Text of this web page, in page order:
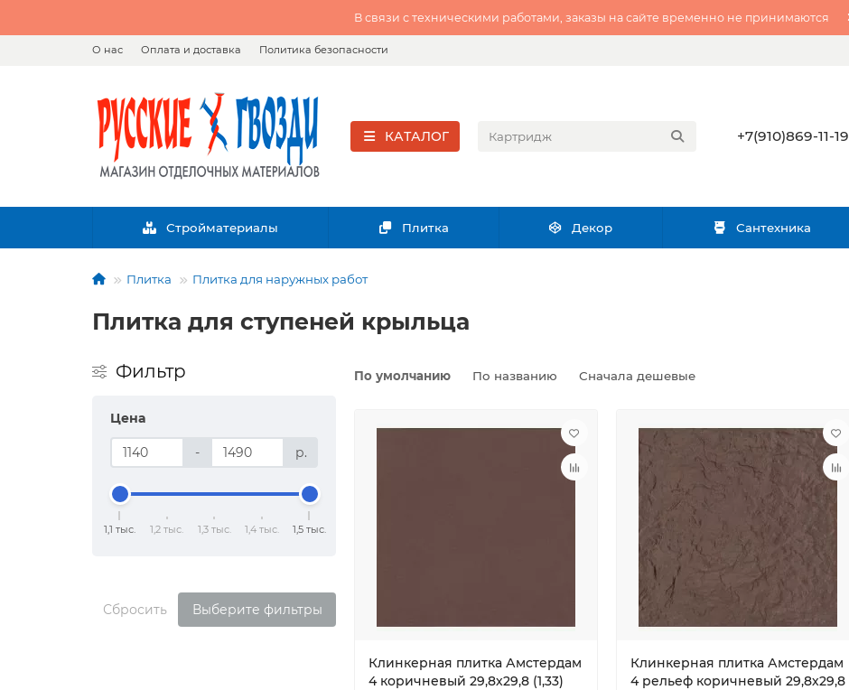
В связи с техническими работами, заказы на сайте временно не принимаются
О нас Оплата и доставка Политика безопасности
КАТАЛОГ +7(910)869-11-19
Стройматериалы Плитка Декор Сантехника
Плитка Плитка для наружных работ
Плитка для ступеней крыльца
Фильтр
Цена
- р.
1,1 тыс. 1,2 тыс. 1,3 тыс. 1,4 тыс. 1,5 тыс.
Сбросить Выберите фильтры
По умолчанию По названию Сначала дешевые
Клинкерная плитка Амстердам
4 коричневый 29,8х29,8 (1,33)
Клинкерная плитка Амстердам
4 рельеф коричневый 29,8х29,8